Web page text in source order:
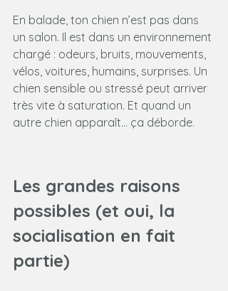
En balade, ton chien n’est pas dans
un salon. Il est dans un environnement
chargé : odeurs, bruits, mouvements,
vélos, voitures, humains, surprises. Un
chien sensible ou stressé peut arriver
très vite à saturation. Et quand un
autre chien apparaît… ça déborde.
Les grandes raisons
possibles (et oui, la
socialisation en fait
partie)